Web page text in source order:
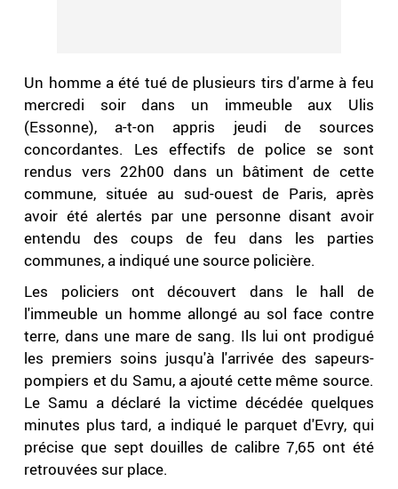
Un homme a été tué de plusieurs tirs d'arme à feu
mercredi soir dans un immeuble aux Ulis
(Essonne), a-t-on appris jeudi de sources
concordantes. Les effectifs de police se sont
rendus vers 22h00 dans un bâtiment de cette
commune, située au sud-ouest de Paris, après
avoir été alertés par une personne disant avoir
entendu des coups de feu dans les parties
communes, a indiqué une source policière.
Les policiers ont découvert dans le hall de
l'immeuble un homme allongé au sol face contre
terre, dans une mare de sang. Ils lui ont prodigué
les premiers soins jusqu'à l'arrivée des sapeurs-
pompiers et du Samu, a ajouté cette même source.
Le Samu a déclaré la victime décédée quelques
minutes plus tard, a indiqué le parquet d'Evry, qui
précise que sept douilles de calibre 7,65 ont été
retrouvées sur place.